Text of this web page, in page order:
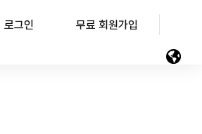
로그인 무료 회원가입